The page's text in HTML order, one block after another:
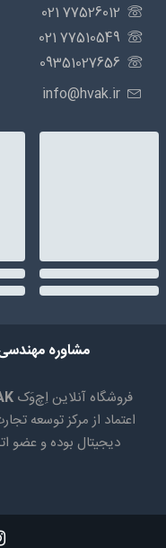
77526012 021
77510549 021
09351027656
info@hvak.ir
مشاوره
فروشگاه آنلاین اِچ‌وَک
اعتماد از مرکز توسعه
دیجیتال بوده و عضو